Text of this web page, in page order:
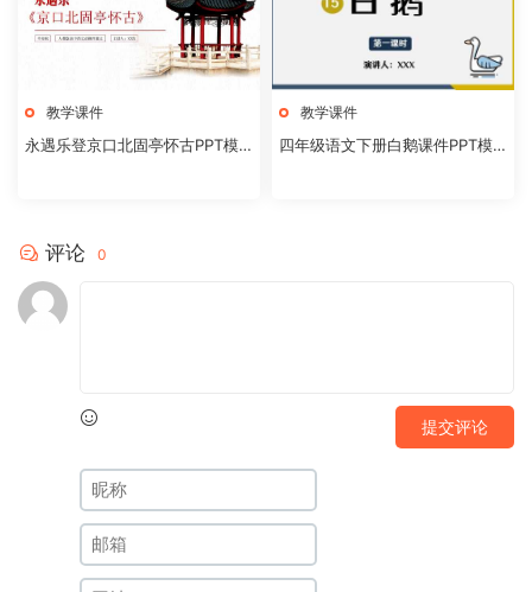
教学课件
永遇乐登京口北固亭怀古PPT模
教学课件
四年级语文下册白鹅课件PPT模
评论 0
提交评论